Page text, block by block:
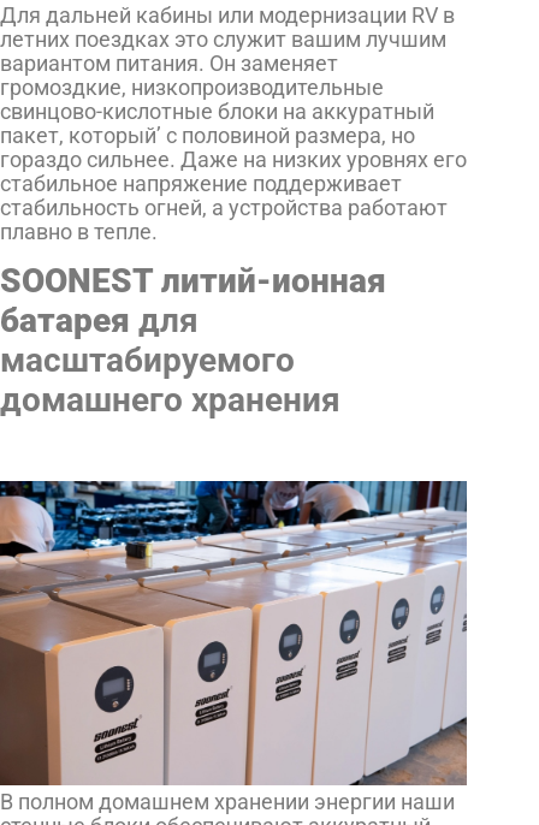
Для дальней кабины или модернизации RV в
летних поездках это служит вашим лучшим
вариантом питания. Он заменяет
громоздкие, низкопроизводительные
свинцово-кислотные блоки на аккуратный
пакет, который’ с половиной размера, но
гораздо сильнее. Даже на низких уровнях его
стабильное напряжение поддерживает
стабильность огней, а устройства работают
плавно в тепле.
SOONEST литий-ионная
батарея для
масштабируемого
домашнего хранения
В полном домашнем хранении энергии наши